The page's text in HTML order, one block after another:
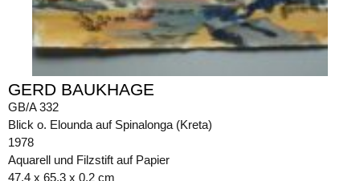
GERD BAUKHAGE
GB/A 332
Blick o. Elounda auf Spinalonga (Kreta)
1978
Aquarell und Filzstift auf Papier
47,4 x 65,3 x 0,2 cm